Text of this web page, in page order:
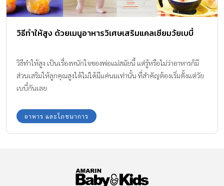
วิธีทำให้สูง ด้วยเมนูอาหารวิเศษเสริมแคลเซียมวัยเบบี๋
วิธีทำให้สูง เป็นเรื่องหนักใจของพ่อแม่สมัยนี้ แต่รู้หรือไม่ว่าอาหารก็มี
ส่วนเสริมให้ลูกคุณสูงได้ไม่ได้มีแค่นมเท่านั้น ที่สำคัญต้องเริ่มตั้งแต่วัย
เบบี๋กันเลย
อาหาร และโภชนาการ